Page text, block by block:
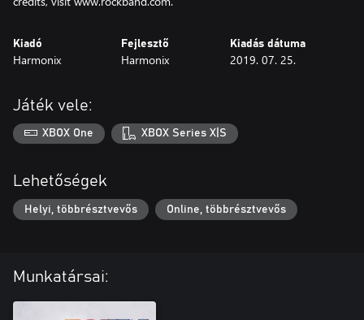
Kiadó
Harmonix
Fejlesztő
Harmonix
Kiadás dátuma
2019. 07. 25.
Játék vele:
XBOX One XBOX Series X|S
Lehetőségek
Helyi, többrésztvevős Online, többrésztvevős
Munkatársai: